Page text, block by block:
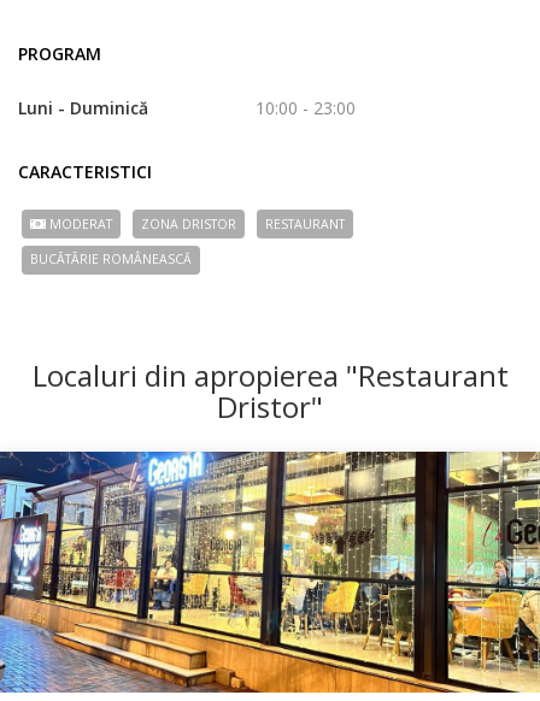
PROGRAM
Luni - Duminică 10:00 - 23:00
CARACTERISTICI
MODERAT ZONA DRISTOR RESTAURANT
BUCÃTÃRIE ROMÂNEASCĂ
Localuri din apropierea "Restaurant
Dristor"